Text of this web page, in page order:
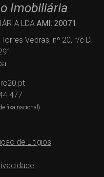
Imobiliária
LDA AMI: 20071
Vedras, nº 20, r/c D
477
fixa nacional)
de Litígios